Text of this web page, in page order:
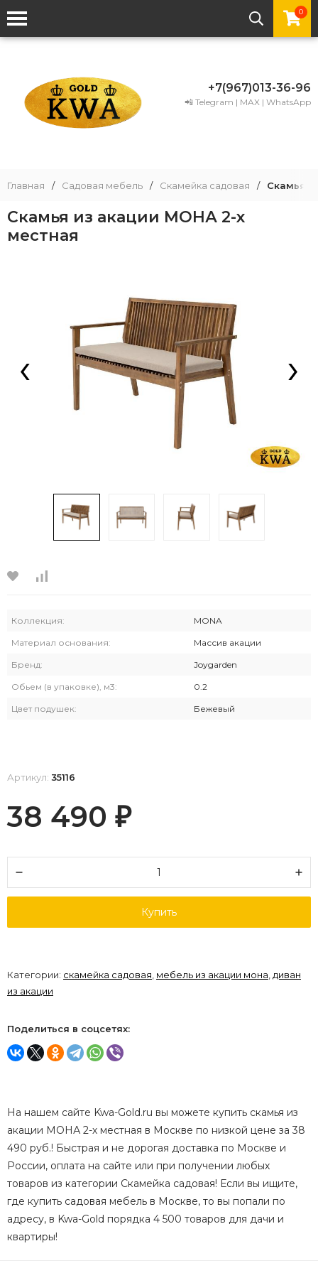
0
+7(967)013-36-96
📲 Telegram | MAX | WhatsApp
Главная / Садовая мебель / Скамейка садовая / Скамья
Скамья из акации МОНА 2-х
местная
‹ ›
Коллекция: MONA
Материал основания: Массив акации
Бренд: Joygarden
Обьем (в упаковке), м3: 0.2
Цвет подушек: Бежевый
Артикул: 35116
38 490 ₽
Купить
Категории: скамейка садовая, мебель из акации мона,диван
из акации
Поделиться в соцсетях:
На нашем сайте Kwa-Gold.ru вы можете купить скамья из
акации МОНА 2-х местная в Москве по низкой цене за 38
490 руб.! Быстрая и не дорогая доставка по Москве и
России, оплата на сайте или при получении любых
товаров из категории Скамейка садовая! Если вы ищите,
где купить садовая мебель в Москве, то вы попали по
адресу, в Kwa-Gold порядка 4 500 товаров для дачи и
квартиры!